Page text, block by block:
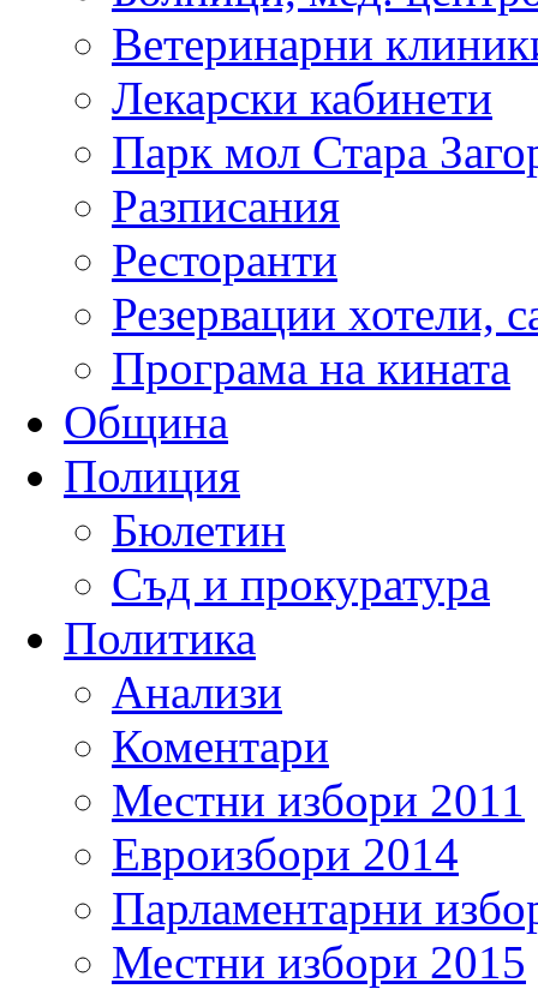
Ветеринарни
Лекарски кабинети
Парк мол Стара
Разписания
Ресторанти
Резервации хотели,
Програма на кината
Община
Полиция
Бюлетин
Съд и прокуратура
Политика
Анализи
Коментари
Местни избори 2011
Евроизбори 2014
Парламентарни
Местни избори 2015